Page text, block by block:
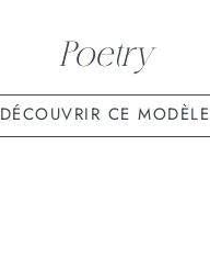
Poetry
DÉCOUVRIR CE MODÈLE